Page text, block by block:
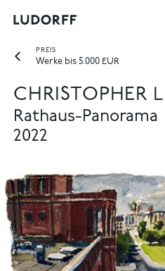
PREIS
Werke bis 5.000 EUR
CHRISTOPHER
Rathaus-Panorama
2022